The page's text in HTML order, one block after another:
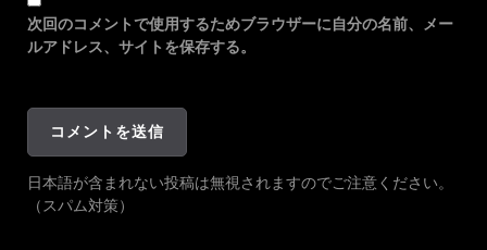
次回のコメントで使用するためブラウザーに自分の名前、メー
ルアドレス、サイトを保存する。
日本語が含まれない投稿は無視されますのでご注意ください。
（スパム対策）